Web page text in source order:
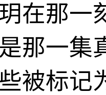
在那一
那一集
被标记